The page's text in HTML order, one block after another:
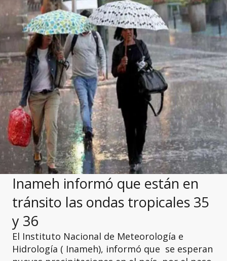
Inameh informó que están en
tránsito las ondas tropicales 35
y 36
El Instituto Nacional de Meteorología e
Hidrología ( Inameh), informó que se esperan